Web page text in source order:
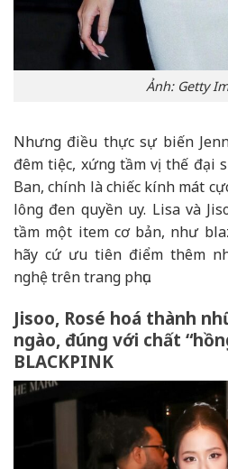
Ảnh: Getty
Nhưng điều thực sự biến
đêm tiệc, xứng tầm vị thế đại
Ban, chính là chiếc kính mát
lông đen quyền uy. Lisa và
tầm một item cơ bản, như
hãy cứ ưu tiên điểm thêm
nghệ trên trang phục.
Jisoo, Rosé hoá thành
ngào, đúng với chất
BLACKPINK